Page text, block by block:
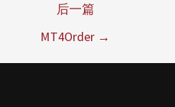
后一篇
MT4Order →